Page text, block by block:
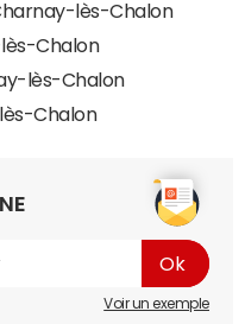
lès-Chalon
Chalon
lès-Chalon
Chalon
Voir un exemple